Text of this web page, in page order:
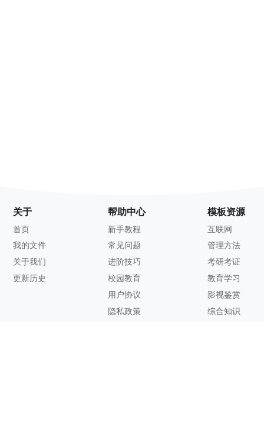
关于
首页
我的文件
关于我们
更新历史
帮助中心
新手教程
常见问题
进阶技巧
校园教育
用户协议
隐私政策
模板资源
互联网
管理方法
考研考证
教育学习
影视鉴赏
综合知识